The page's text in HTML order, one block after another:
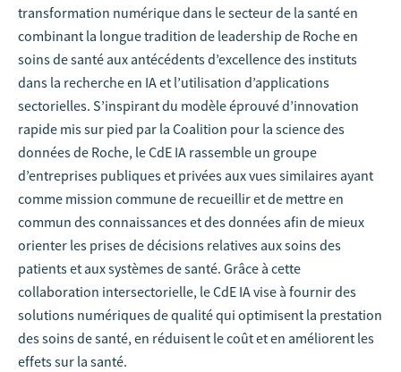
transformation numérique dans le secteur de la santé en
combinant la longue tradition de leadership de Roche en
soins de santé aux antécédents d’excellence des instituts
dans la recherche en IA et l’utilisation d’applications
sectorielles. S’inspirant du modèle éprouvé d’innovation
rapide mis sur pied par la Coalition pour la science des
données de Roche, le CdE IA rassemble un groupe
d’entreprises publiques et privées aux vues similaires ayant
comme mission commune de recueillir et de mettre en
commun des connaissances et des données afin de mieux
orienter les prises de décisions relatives aux soins des
patients et aux systèmes de santé. Grâce à cette
collaboration intersectorielle, le CdE IA vise à fournir des
solutions numériques de qualité qui optimisent la prestation
des soins de santé, en réduisent le coût et en améliorent les
effets sur la santé.